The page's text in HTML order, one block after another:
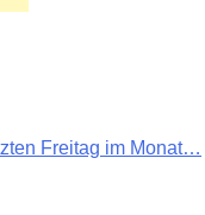
Freitag im Monat…